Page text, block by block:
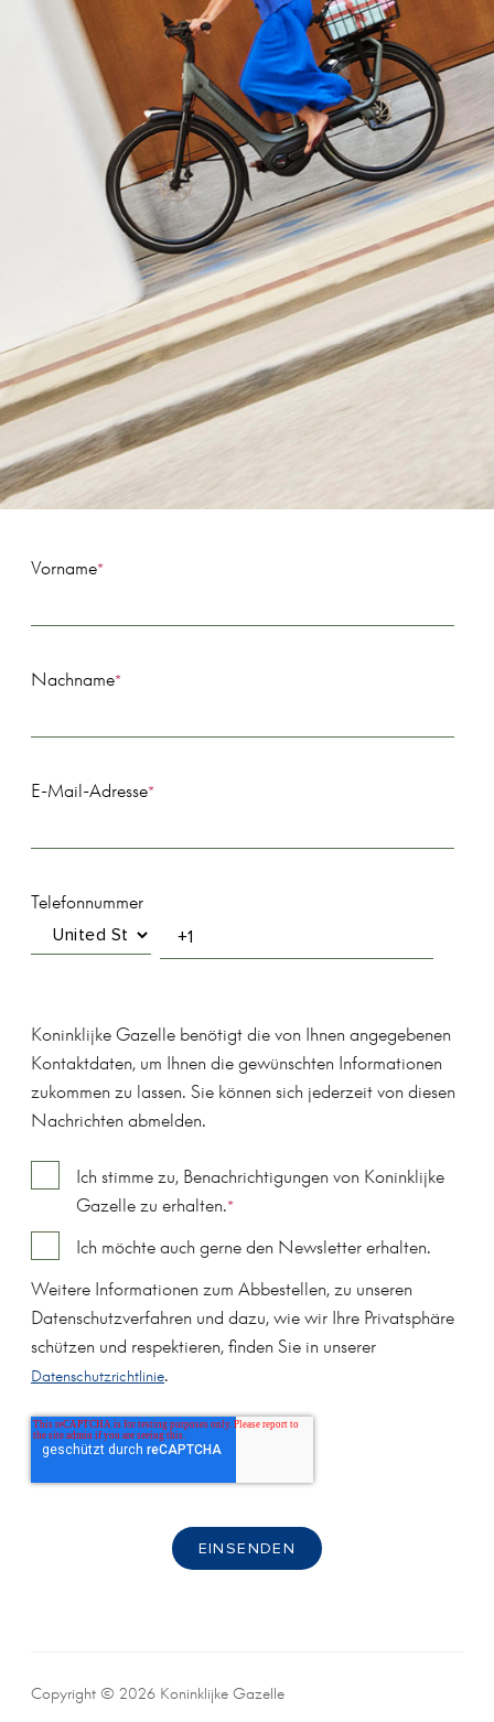
Vorname*
Nachname*
E-Mail-Adresse*
Telefonnummer
Koninklijke Gazelle benötigt die von Ihnen angegebenen
Kontaktdaten, um Ihnen die gewünschten Informationen
zukommen zu lassen. Sie können sich jederzeit von diesen
Nachrichten abmelden.
Ich stimme zu, Benachrichtigungen von Koninklijke
Gazelle zu erhalten.*
Ich möchte auch gerne den Newsletter erhalten.
Weitere Informationen zum Abbestellen, zu unseren
Datenschutzverfahren und dazu, wie wir Ihre Privatsphäre
schützen und respektieren, finden Sie in unserer
Datenschutzrichtlinie.
Copyright © 2026 Koninklijke Gazelle